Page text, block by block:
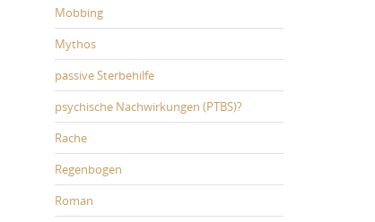
Mobbing
Mythos
passive Sterbehilfe
psychische Nachwirkungen (PTBS)?
Rache
Regenbogen
Roman